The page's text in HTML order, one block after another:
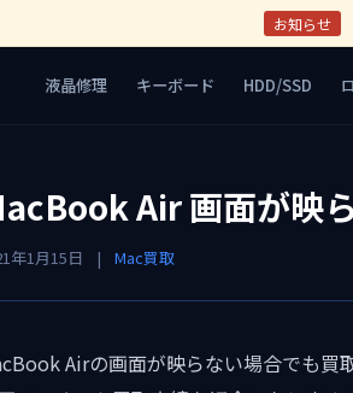
お知らせ
液晶修理 キーボード HDD/SSD
Air 画面が映
年1月15日 | Mac買取
Airの画面が映らない場合でも買